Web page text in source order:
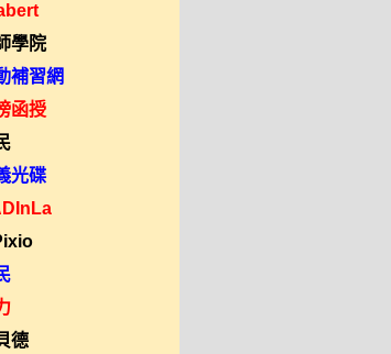
學院
補習網
函授
光碟
德